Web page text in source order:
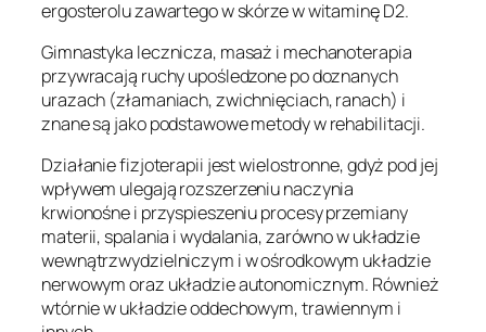
ergosterolu zawartego w skórze w witaminę D2.
Gimnastyka lecznicza, masaż i mechanoterapia
przywracają ruchy upośledzone po doznanych
urazach (złamaniach, zwichnięciach, ranach) i
znane są jako podstawowe metody w rehabilitacji.
Działanie fizjoterapii jest wielostronne, gdyż pod jej
wpływem ulegają rozszerzeniu naczynia
krwionośne i przyspieszeniu procesy przemiany
materii, spalania i wydalania, zarówno w układzie
wewnątrzwydzielniczym i w ośrodkowym układzie
nerwowym oraz układzie autonomicznym. Również
wtórnie w układzie oddechowym, trawiennym i